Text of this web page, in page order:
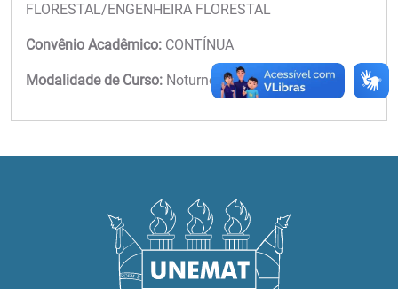
FLORESTAL/ENGENHEIRA FLORESTAL
Convênio Acadêmico: CONTÍNUA
Modalidade de Curso: Noturno